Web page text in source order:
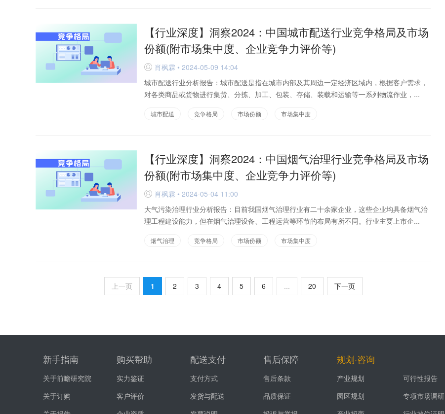
【行业深度】洞察2024：中国城市配送行业竞争格局及市场
份额(附市场集中度、企业竞争力评价等)
D 肖枫霖 • 2024-05-09 14:04
城市配送行业分析报告：城市配送是指在城市内部及其周边一定经济区域内，根据客户需求，
对各类商品或货物进行集货、分拣、加工、包装、存储、装载和运输等一系列物流作业，...
城市配送 竞争格局 市场份额 市场集中度
【行业深度】洞察2024：中国烟气治理行业竞争格局及市场
份额(附市场集中度、企业竞争力评价等)
D 肖枫霖 • 2024-05-04 11:00
大气污染治理行业分析报告：目前我国烟气治理行业有二十余家企业，这些企业均具备烟气治
理工程建设能力，但在烟气治理设备、工程运营等环节的布局有所不同。行业主要上市企...
烟气治理 竞争格局 市场份额 市场集中度
上一页 1 2 3 4 5 6 ... 20 下一页
新手指南
关于前瞻研究院
关于订购
购买帮助
实力鉴证
客户评价
配送支付
支付方式
发货与配送
售后保障
售后条款
品质保证
规划·咨询
产业规划
可行性报告
园区规划
专项市场调研